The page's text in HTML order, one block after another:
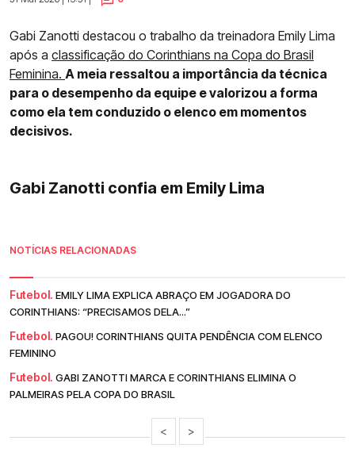
Gabi Zanotti destacou o trabalho da treinadora Emily Lima
após a classificação do Corinthians na Copa do Brasil
Feminina. A meia ressaltou a importância da técnica
para o desempenho da equipe e valorizou a forma
como ela tem conduzido o elenco em momentos
decisivos.
Gabi Zanotti confia em Emily Lima
NOTÍCIAS RELACIONADAS
Futebol. EMILY LIMA EXPLICA ABRAÇO EM JOGADORA DO
CORINTHIANS: “PRECISAMOS DELA...”
Futebol. PAGOU! CORINTHIANS QUITA PENDÊNCIA COM ELENCO
FEMININO
Futebol. GABI ZANOTTI MARCA E CORINTHIANS ELIMINA O
PALMEIRAS PELA COPA DO BRASIL
< >